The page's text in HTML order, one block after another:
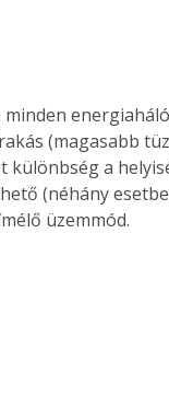
minden
(magasabb
különbség a
(néhány
üzemmód.